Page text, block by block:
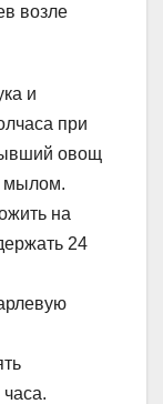
возле
и
при
овощ
мылом.
на
24